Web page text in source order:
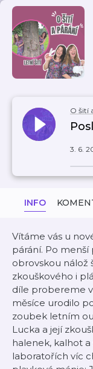
O šití
3. 6.
INFO
Vítáme vás u
párání. Po
obrovskou nálož
zkouškového i
díle probereme
měsíce urodilo
zoubek letním
Lucka a její
halenek, kalhot
laboratořích víc